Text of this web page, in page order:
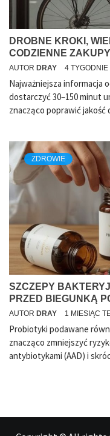
DROBNE KROKI,
CODZIENNE
AUTOR DRAY 4 TYGODNIE
Najważniejsza informacja
dostarczyć 30–150 minut
znacząco poprawić jakość
ZDROWIE
SZCZEPY
PRZED BIEGUNKĄ
AUTOR DRAY 1 MIESIĄC
Probiotyki podawane
znacząco zmniejszyć
antybiotykami (AAD) i